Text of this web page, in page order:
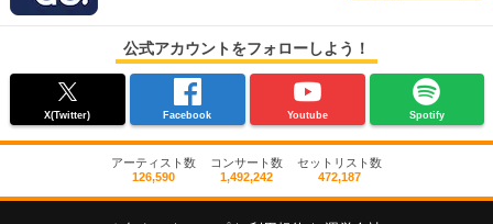
公式アカウントをフォローしよう！
X(Twitter) Facebook Youtube Spotify
アーティスト数
126,590
コンサート数
1,492,242
セットリスト数
472,187